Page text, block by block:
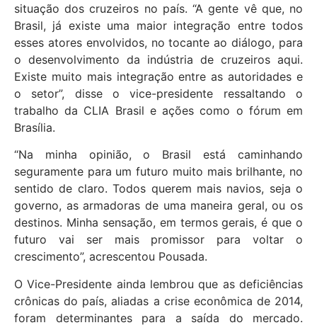
situação dos cruzeiros no país. “A gente vê que, no
Brasil, já existe uma maior integração entre todos
esses atores envolvidos, no tocante ao diálogo, para
o desenvolvimento da indústria de cruzeiros aqui.
Existe muito mais integração entre as autoridades e
o setor”, disse o vice-presidente ressaltando o
trabalho da CLIA Brasil e ações como o fórum em
Brasília.
“Na minha opinião, o Brasil está caminhando
seguramente para um futuro muito mais brilhante, no
sentido de claro. Todos querem mais navios, seja o
governo, as armadoras de uma maneira geral, ou os
destinos. Minha sensação, em termos gerais, é que o
futuro vai ser mais promissor para voltar o
crescimento”, acrescentou Pousada.
O Vice-Presidente ainda lembrou que as deficiências
crônicas do país, aliadas a crise econômica de 2014,
foram determinantes para a saída do mercado.